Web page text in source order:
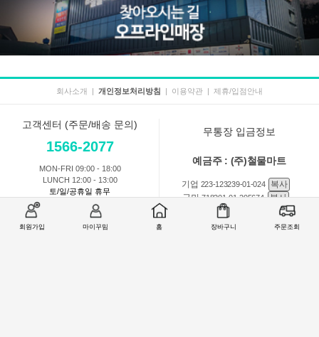
회원가입 마이꾸밈 홈 장바구니 주문조회
회사소개 | 개인정보처리방침 | 이용약관 | 제휴/입점안내
고객센터 (주문/배송 문의)
1566-2077
MON-FRI 09:00 - 18:00
LUNCH 12:00 - 13:00
토/일/공휴일 휴무
무통장 입금정보
예금주 : (주)철물마트
기업 223-123239-01-024
복사
국민718201-01-205674
복사
301-0168-3882-11 복사